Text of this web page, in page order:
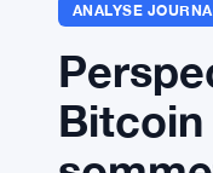
ANALYSE